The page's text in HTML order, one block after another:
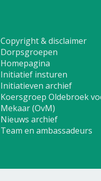
Copyright & disclaimer
Dorpsgroepen
Homepagina
Initiatief insturen
Initiatieven archief
Koersgroep Oldebroek
Mekaar (OvM)
Nieuws archief
Team en ambassadeurs